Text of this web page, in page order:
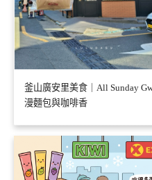
釜山廣安里美食｜All Sunday
漫麵包與咖啡香